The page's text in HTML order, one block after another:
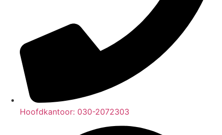
Hoofdkantoor: 030-2072303